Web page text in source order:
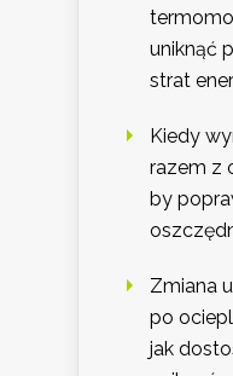
uniknąć
strat
Kiedy
razem z
by
Zmiana
po
jak